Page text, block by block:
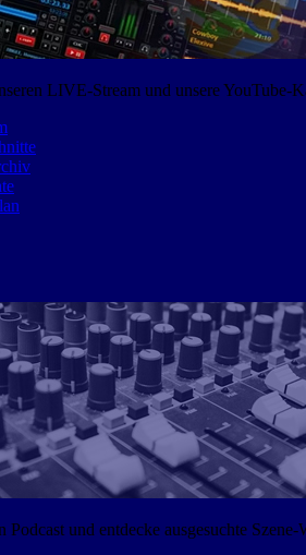
LIVE-Stream und unsere YouTube-
Podcast und entdecke ausgesuchte Szene-